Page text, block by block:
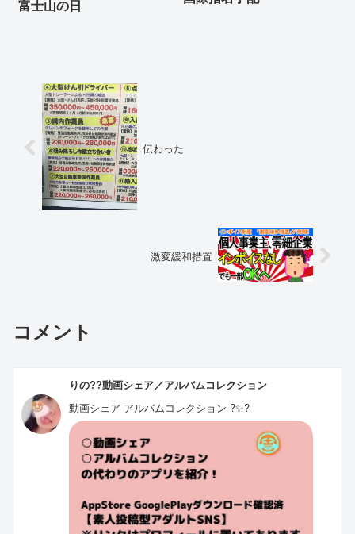
富士山の日
伝わった
激変緩和措置
コメント
りの??動画シェア／アルバムコレクション
動画シェア アルバムコレクション ?✨?